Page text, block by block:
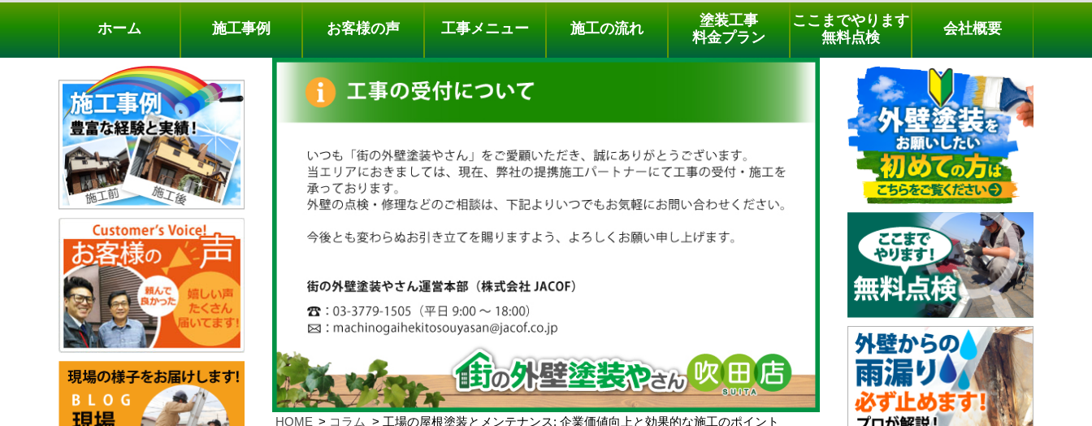
料金プラン 無料点検
電話でのご相談
[9時～18時まで受付中]
phone
ホーム 施工事例 お客様の声 工事メニュー 施工の流れ
塗装工事
料金プラン
ここまでやります
無料点検
会社概要
HOME コラム 工場の屋根塗装とメンテナンス: 企業価値向上と効果的な施工のポイント